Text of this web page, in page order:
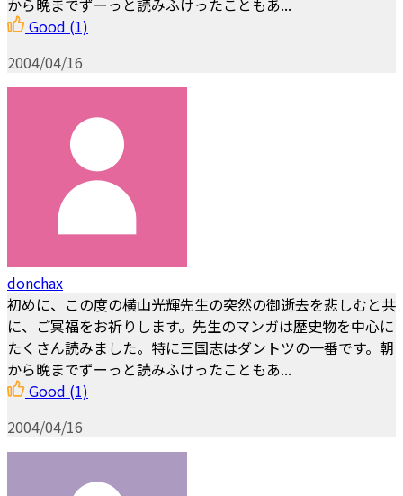
Good (1)
2004/04/16
donchax
初めに、この度の横山光輝先生の突然の御逝去を悲しむと共
に、ご冥福をお祈りします。先生のマンガは歴史物を中心に
たくさん読みました。特に三国志はダントツの一番です。朝
から晩までずーっと読みふけったこともあ...
Good (1)
2004/04/16